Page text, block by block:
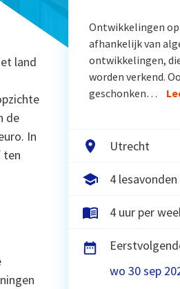
land
de
In
ten
Ontwikkelingen
afhankelijk van
ontwikkelingen,
worden verkend.
geschonken…
Utrecht
4
4 uur per
wo 30 sep